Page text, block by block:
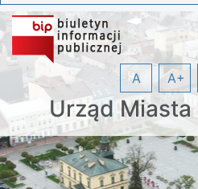
Urząd Miasta
A A+